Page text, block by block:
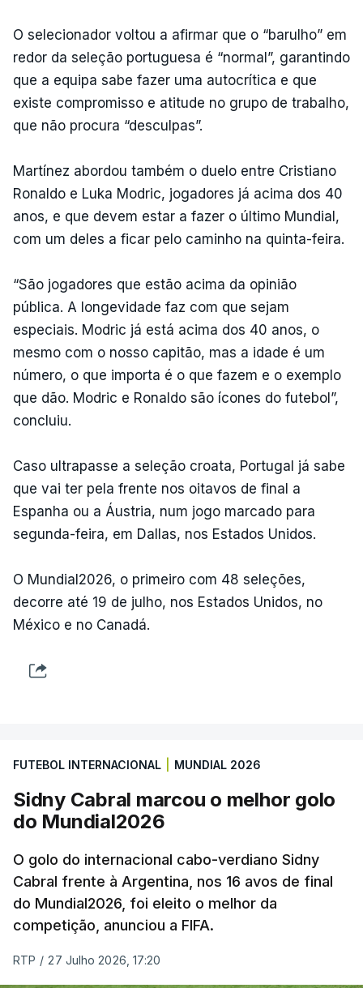
O selecionador voltou a afirmar que o “barulho” em
redor da seleção portuguesa é “normal”, garantindo
que a equipa sabe fazer uma autocrítica e que
existe compromisso e atitude no grupo de trabalho,
que não procura “desculpas”.
Martínez abordou também o duelo entre Cristiano
Ronaldo e Luka Modric, jogadores já acima dos 40
anos, e que devem estar a fazer o último Mundial,
com um deles a ficar pelo caminho na quinta-feira.
“São jogadores que estão acima da opinião
pública. A longevidade faz com que sejam
especiais. Modric já está acima dos 40 anos, o
mesmo com o nosso capitão, mas a idade é um
número, o que importa é o que fazem e o exemplo
que dão. Modric e Ronaldo são ícones do futebol”,
concluiu.
Caso ultrapasse a seleção croata, Portugal já sabe
que vai ter pela frente nos oitavos de final a
Espanha ou a Áustria, num jogo marcado para
segunda-feira, em Dallas, nos Estados Unidos.
O Mundial2026, o primeiro com 48 seleções,
decorre até 19 de julho, nos Estados Unidos, no
México e no Canadá.
FUTEBOL INTERNACIONAL MUNDIAL 2026
Sidny Cabral marcou o melhor golo
do Mundial2026
O golo do internacional cabo-verdiano Sidny
Cabral frente à Argentina, nos 16 avos de final
do Mundial2026, foi eleito o melhor da
competição, anunciou a FIFA.
RTP / 27 Julho 2026, 17:20